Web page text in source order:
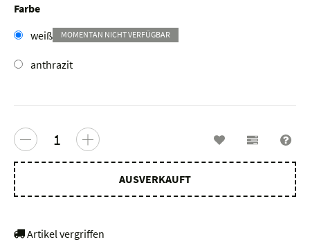
Farbe
weiß
MOMENTAN NICHT VERFÜGBAR
anthrazit
AUSVERKAUFT
Artikel vergriffen
Wunschzettel